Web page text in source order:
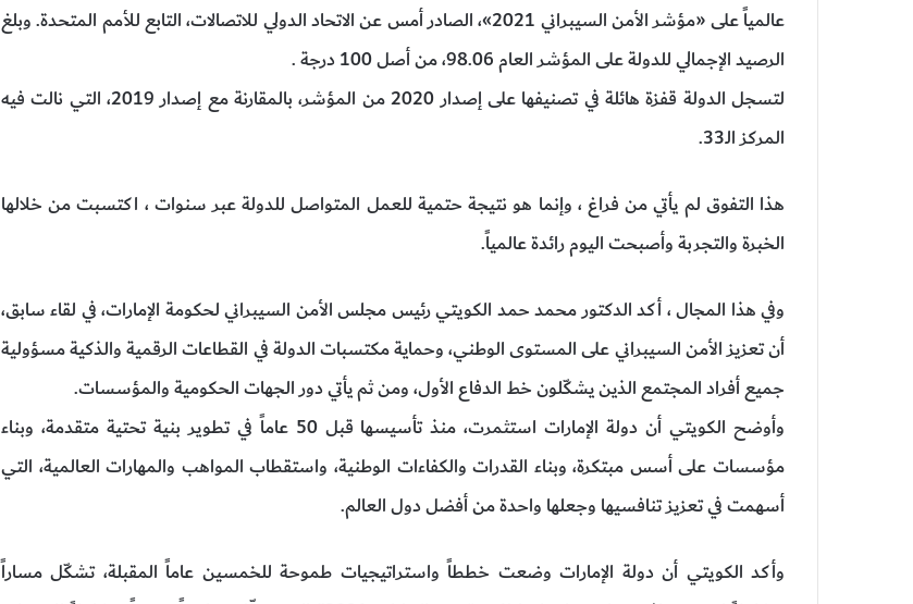
عالمياً على «مؤشر الأمن السيبراني 2021»، الصادر أمس عن الاتحاد الدولي للاتصالات، التابع للأمم المتحدة. وبلغ
الرصيد الإجمالي للدولة على المؤشر العام 98.06، من أصل 100 درجة .
لتسجل الدولة قفزة هائلة في تصنيفها على إصدار 2020 من المؤشر، بالمقارنة مع إصدار 2019، التي نالت فيه
المركز الـ33.
هذا التفوق لم يأتي من فراغ ، وإنما هو نتيجة حتمية للعمل المتواصل للدولة عبر سنوات ، اكتسبت من خلالها
الخبرة والتجربة وأصبحت اليوم رائدة عالمياً.
وفي هذا المجال ، أكد الدكتور محمد حمد الكويتي رئيس مجلس الأمن السيبراني لحكومة الإمارات، في لقاء سابق،
أن تعزيز الأمن السيبراني على المستوى الوطني، وحماية مكتسبات الدولة في القطاعات الرقمية والذكية مسؤولية
جميع أفراد المجتمع الذين يشكّلون خط الدفاع الأول، ومن ثم يأتي دور الجهات الحكومية والمؤسسات.
وأوضح الكويتي أن دولة الإمارات استثمرت، منذ تأسيسها قبل 50 عاماً في تطوير بنية تحتية متقدمة، وبناء
مؤسسات على أسس مبتكرة، وبناء القدرات والكفاءات الوطنية، واستقطاب المواهب والمهارات العالمية، التي
أسهمت في تعزيز تنافسيها وجعلها واحدة من أفضل دول العالم.
وأكد الكويتي أن دولة الإمارات وضعت خططاً واستراتيجيات طموحة للخمسين عاماً المقبلة، تشكّل مساراً